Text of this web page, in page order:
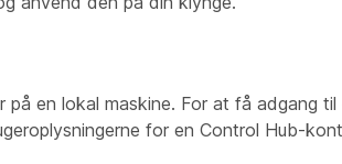
en lokal maskine. For at få adgang til
for en Control Hub-